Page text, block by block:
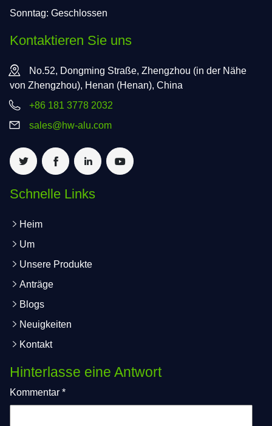
Sonntag: Geschlossen
Kontaktieren Sie uns
No.52, Dongming Straße, Zhengzhou (in der Nähe
von Zhengzhou), Henan (Henan), China
+86 181 3778 2032
sales@hw-alu.com
Schnelle Links
Heim
Um
Unsere Produkte
Anträge
Blogs
Neuigkeiten
Kontakt
Hinterlasse eine Antwort
Kommentar *